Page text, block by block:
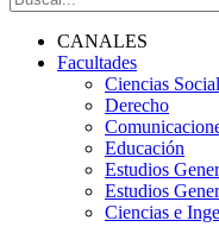
CANALES
Facultades
Ciencias
Derecho
Educación
Estudios
Estudios
Ciencias e